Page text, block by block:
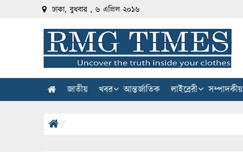
ঢাকা, বুধবার , ৬ এপ্রিল ২০১৬
জাতীয় খবর আন্তর্জাতিক লাইব্রেরী সম্পাদকীয়